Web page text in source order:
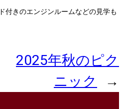
付きのエンジンルームなどの見学も
2025年秋のピク
ニック
→